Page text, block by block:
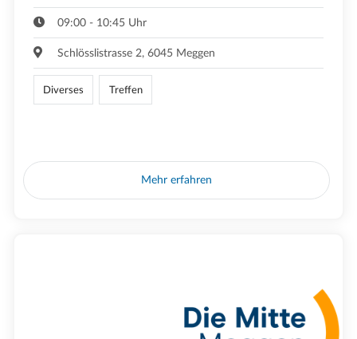
09:00 - 10:45 Uhr
Schlösslistrasse 2, 6045 Meggen
Diverses Treffen
Mehr erfahren